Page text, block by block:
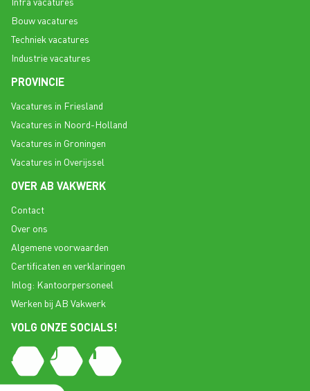
Bouw vacatures
Techniek vacatures
Industrie vacatures
PROVINCIE
Vacatures in Friesland
Vacatures in Noord-Holland
Vacatures in Groningen
Vacatures in Overijssel
OVER AB VAKWERK
Contact
Over ons
Algemene voorwaarden
Certificaten en verklaringen
Inlog: Kantoorpersoneel
Werken bij AB Vakwerk
VOLG ONZE SOCIALS!